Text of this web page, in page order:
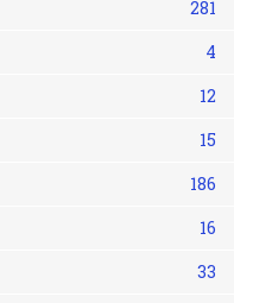
281
4
12
15
186
16
33